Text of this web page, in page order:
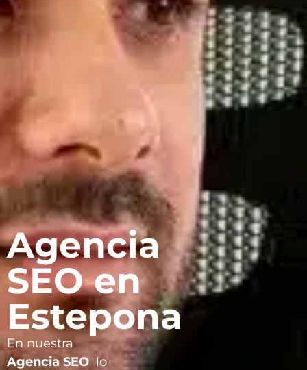
Agencia
SEO en
Estepona
En nuestra
Agencia SEOlo